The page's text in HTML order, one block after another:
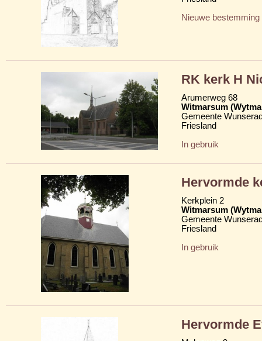
Nieuwe bestemming
RK kerk H
Arumerweg 68
Witmarsum
Gemeente
Friesland
In gebruik
Hervormde
Kerkplein 2
Witmarsum
Gemeente
Friesland
In gebruik
Hervormde